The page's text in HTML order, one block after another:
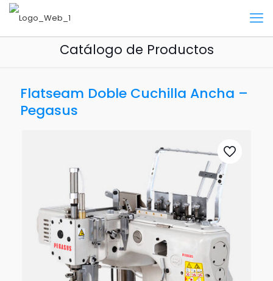
Catálogo de Productos
Flatseam Doble Cuchilla Ancha –
Pegasus